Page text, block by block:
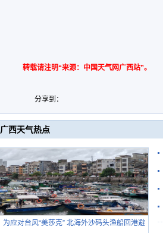
转载请注明“来源：中国天气网广西站”。
分享到：
广西天气热点
为应对台风“美莎克” 北海外沙码头渔船回港避